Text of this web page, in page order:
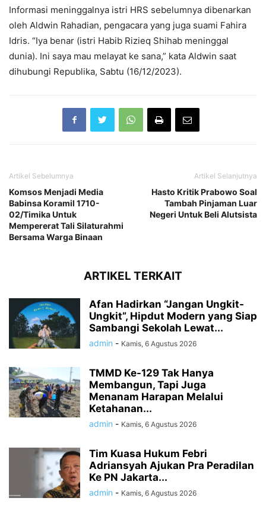
Informasi meninggalnya istri HRS sebelumnya dibenarkan
oleh Aldwin Rahadian, pengacara yang juga suami Fahira
Idris. “Iya benar (istri Habib Rizieq Shihab meninggal
dunia). Ini saya mau melayat ke sana,” kata Aldwin saat
dihubungi Republika, Sabtu (16/12/2023).
Artikel Sebelumnya
Komsos Menjadi Media
Babinsa Koramil 1710-
02/Timika Untuk
Mempererat Tali Silaturahmi
Bersama Warga Binaan
Artikel Selanjutnya
Hasto Kritik Prabowo Soal
Tambah Pinjaman Luar
Negeri Untuk Beli Alutsista
ARTIKEL TERKAIT
Afan Hadirkan “Jangan Ungkit-
Ungkit”, Hipdut Modern yang Siap
Sambangi Sekolah Lewat...
admin - Kamis, 6 Agustus 2026
TMMD Ke-129 Tak Hanya
Membangun, Tapi Juga
Menanam Harapan Melalui
Ketahanan...
admin - Kamis, 6 Agustus 2026
Tim Kuasa Hukum Febri
Adriansyah Ajukan Pra Peradilan
Ke PN Jakarta...
admin - Kamis, 6 Agustus 2026